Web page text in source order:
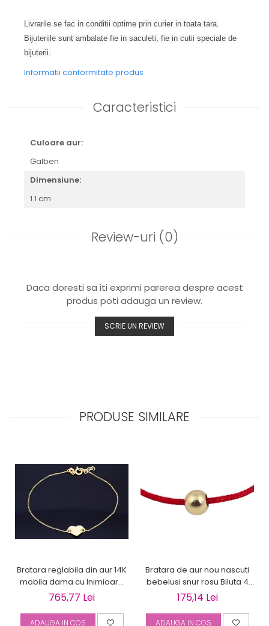
Livrarile se fac in conditii optime prin curier in toata tara.
Bijuteriile sunt ambalate fie in saculeti, fie in cutii speciale de
bijuterii.
Informatii conformitate produs
Caracteristici
Culoare aur:
Galben
Dimensiune:
1.1 cm
Review-uri (0)
Daca doresti sa iti exprimi parerea despre acest
produs poti adauga un review.
SCRIE UN REVIEW
PRODUSE SIMILARE
Bratara reglabila din aur 14K
mobila dama cu Inimioara
gravabila
765,77 Lei
ADAUGA IN COS
Bratara de aur nou nascuti
bebelusi snur rosu Biluta 4
mm
175,14 Lei
ADAUGA IN COS